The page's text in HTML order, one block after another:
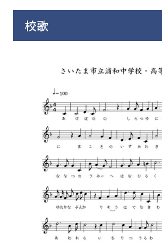
昭和34年 12月
体育館付属便所（ブ
設。（14.96坪）
昭和35年 3月27
男子更衣室兼柔道室
校歌